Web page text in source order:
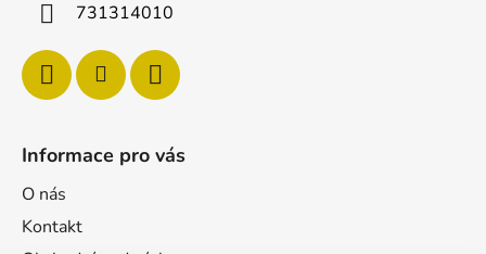
731314010
Informace pro vás
O nás
Kontakt